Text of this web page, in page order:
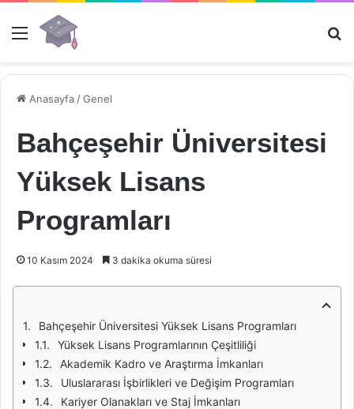
Menü
Anasayfa /Genel
Bahçeşehir Üniversitesi
Yüksek Lisans
Programları
10 Kasım 2024 3 dakika okuma süresi
Bahçeşehir Üniversitesi Yüksek Lisans Programları
Yüksek Lisans Programlarının Çeşitliliği
Akademik Kadro ve Araştırma İmkanları
Uluslararası İşbirlikleri ve Değişim Programları
Kariyer Olanakları ve Staj İmkanları